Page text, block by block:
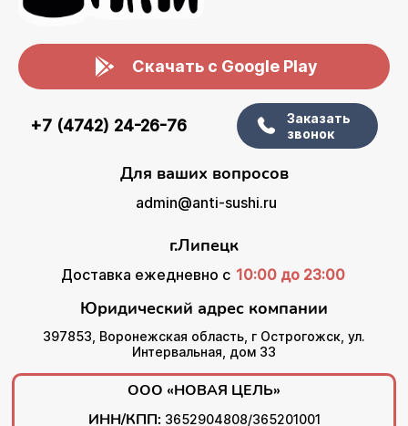
Скачать с Google Play
+7 (4742) 24-26-76
Заказать
звонок
Для ваших вопросов
admin@anti-sushi.ru
г.Липецк
Доставка ежедневно с 10:00 до 23:00
Юридический адрес компании
397853, Воронежская область, г Острогожск, ул.
Интервальная, дом 33
ООО «НОВАЯ ЦЕЛЬ»
ИНН/КПП: 3652904808/365201001